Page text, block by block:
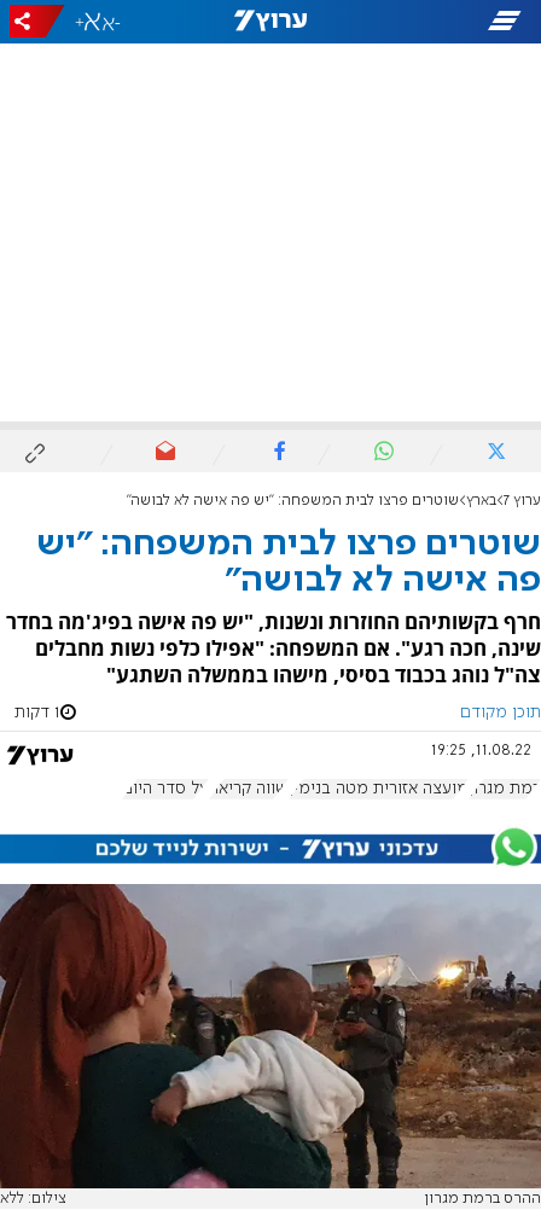
-
+
ערוץ 7 בארץ שוטרים פרצו לבית המשפחה: "יש פה אישה לא לבושה"
שוטרים פרצו לבית המשפחה: "יש
פה אישה לא לבושה"
חרף בקשותיהם החוזרות ונשנות, "יש פה אישה בפיג'מה בחדר
שינה, חכה רגע". אם המשפחה: "אפילו כלפי נשות מחבלים
צה"ל נוהג בכבוד בסיסי, מישהו בממשלה השתגע"
תוכן מקודם 1 דקות
11.08.22, 19:25
רמת מגרון מועצה אזורית מטה בנימין שווה קריאה על סדר היום
ההרס ברמת מגרון צילום: ללא